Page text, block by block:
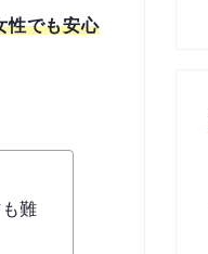
性でも安心
難